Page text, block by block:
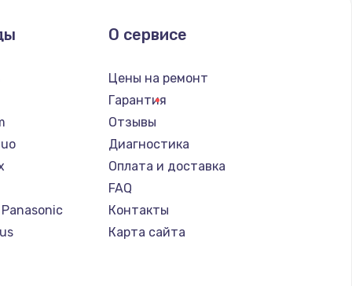
О сервисе
Цены на ремонт
Гарантия
Отзывы
Диагностика
Оплата и доставка
FAQ
Контакты
Карта сайта